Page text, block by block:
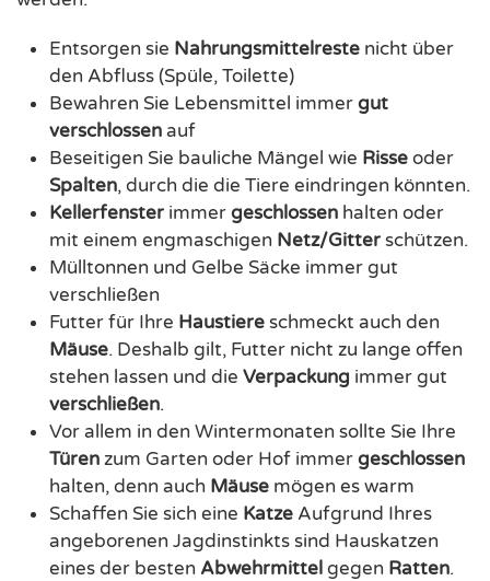
Entsorgen sie Nahrungsmittelreste nicht über
den Abfluss (Spüle, Toilette)
Bewahren Sie Lebensmittel immergut
verschlossenauf
Beseitigen Sie bauliche Mängel wie Risseoder
Spalten, durch die die Tiere eindringen könnten.
Kellerfenster immergeschlossen halten oder
mit einem engmaschigen Netz/Gitterschützen.
Mülltonnen und Gelbe Säcke immer gut
verschließen
Futter für Ihre Haustiereschmeckt auch den
Mäuse. Deshalb gilt, Futter nicht zu lange offen
stehen lassen und die Verpackung immer gut
verschließen.
Vor allem in den Wintermonaten sollte Sie Ihre
Türenzum Garten oder Hof immergeschlossen
halten, denn auch Mäuse mögen es warm
Schaffen Sie sich eine Katze Aufgrund Ihres
angeborenen Jagdinstinkts sind Hauskatzen
eines der besten Abwehrmittelgegen Ratten.